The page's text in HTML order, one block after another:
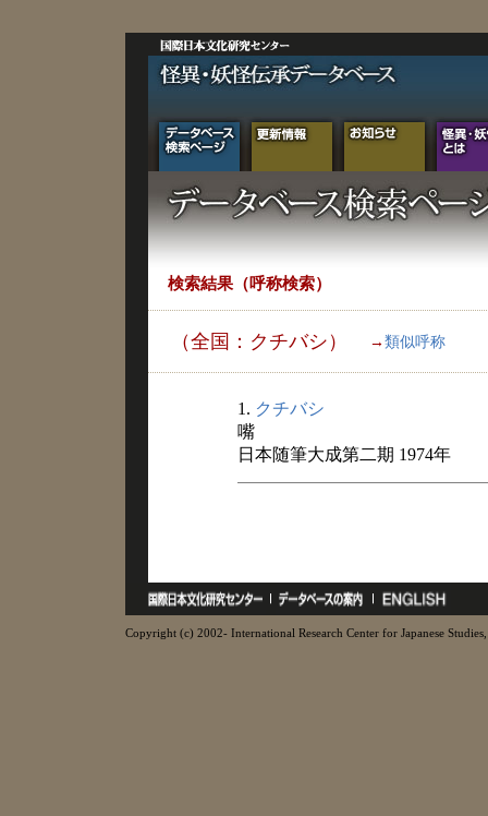
検索結果（呼称検索）
（全国：クチバシ） → 類似呼称
1. クチバシ
嘴
日本随筆大成第二期 1974年
Copyright (c) 2002- International Research Center for Japanese